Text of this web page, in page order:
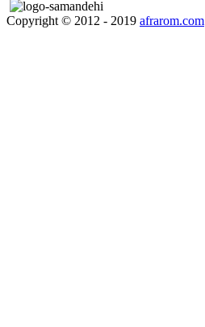
Copyright © 2012 - 2019 afrarom.com